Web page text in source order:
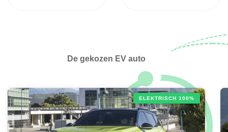
De gekozen EV auto
ELEKTRISCH 100%